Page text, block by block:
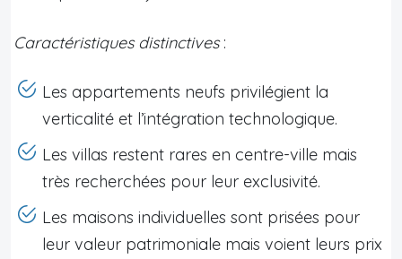
Caractéristiques distinctives:
Les appartements neufs privilégient la
verticalité et l’intégration technologique.
Les villas restent rares en centre-ville mais
très recherchées pour leur exclusivité.
Les maisons individuelles sont prisées pour
leur valeur patrimoniale mais voient leurs prix